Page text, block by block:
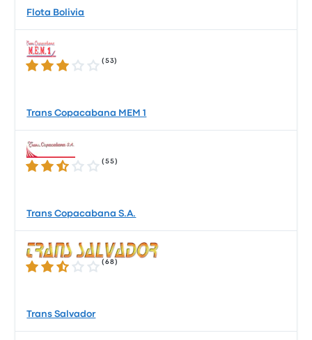
Flota Bolivia
2.9 / 5 星 (53)
Trans Copacabana MEM 1
2.5 / 5 星 (55 )
Trans Copacabana S.A.
2.6 / 5 星 (68 )
Trans Salvador